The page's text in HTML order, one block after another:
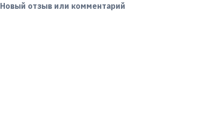
Новый отзыв или комментарий